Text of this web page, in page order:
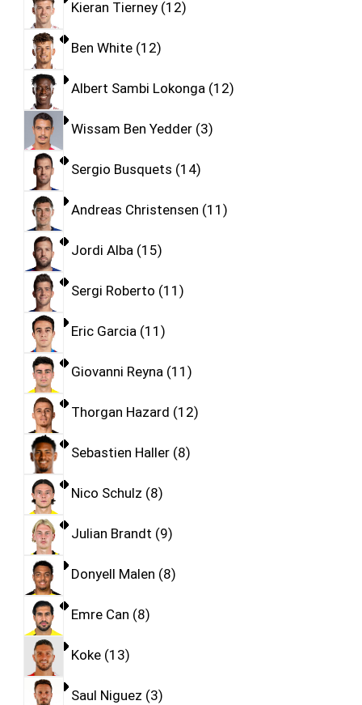
Kieran Tierney 12
Ben White 12
Albert Sambi Lokonga 12
Wissam Ben Yedder 3
Sergio Busquets 14
Andreas Christensen 11
Jordi Alba 15
Sergi Roberto 11
Eric Garcia 11
Giovanni Reyna 11
Thorgan Hazard 12
Sebastien Haller 8
Nico Schulz 8
Julian Brandt 9
Donyell Malen 8
Emre Can 8
Koke 13
Saul Niguez 3